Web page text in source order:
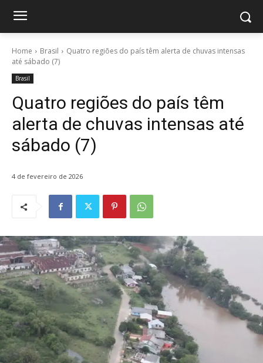
Home Brasil
Quatro regiões do país têm alerta de chuvas intensas
até sábado (7)
Brasil
Quatro regiões do país têm
alerta de chuvas intensas até
sábado (7)
4 de fevereiro de 2026